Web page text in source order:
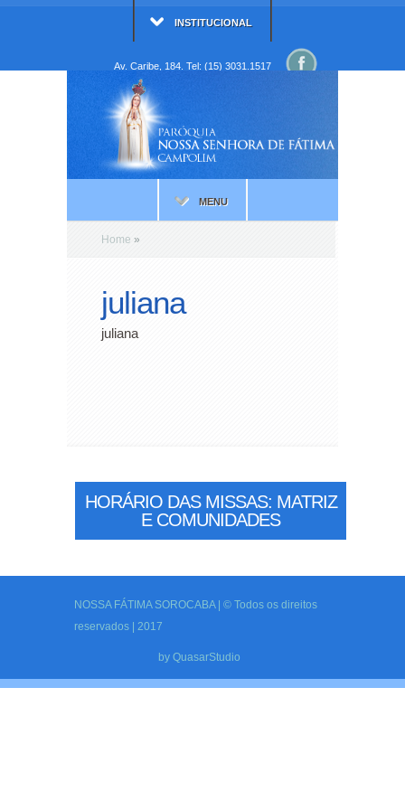
INSTITUCIONAL
Av. Caribe, 184. Tel: (15) 3031.1517
MENU
Home »
juliana
juliana
HORÁRIO DAS MISSAS: MATRIZ
E COMUNIDADES
NOSSA FÁTIMA SOROCABA | © Todos os direitos
reservados | 2017
by QuasarStudio